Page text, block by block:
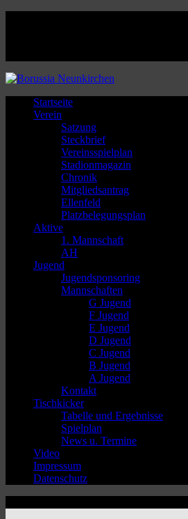
Startseite
Verein
Satzung
Steckbrief
Vereinsspielplan
Stadionmagazin
Chronik
Mitgliedsantrag
Ellenfeld
Platzbelegungsplan
Aktive
1. Mannschaft
AH
Jugend
Jugendsponsoring
Mannschaften
G Jugend
F Jugend
E Jugend
D Jugend
C Jugend
B Jugend
A Jugend
Kontakt
Tischkicker
Tabelle und Ergebnisse
Spielplan
News u. Termine
Video
Impressum
Datenschutz